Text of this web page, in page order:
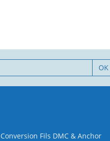
OK
Conversion Fils DMC & Anchor